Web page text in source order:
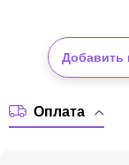
Добавить
Оплата